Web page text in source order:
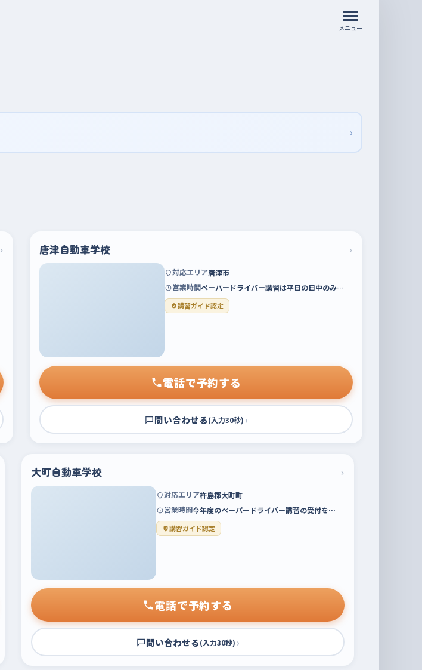
メニュー
›
› 唐津自動車学校 ›
対応エリア唐津市
営業時間ペーパードライバー講習は平日の日中のみ…
講習ガイド認定
電話で予約する
問い合わせる(入力30秒) ›
大町自動車学校 ›
対応エリア杵島郡大町町
営業時間今年度のペーパードライバー講習の受付を…
講習ガイド認定
電話で予約する
問い合わせる(入力30秒) ›